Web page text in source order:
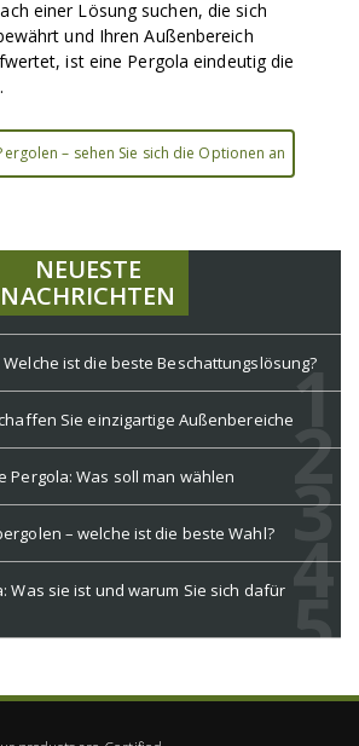
einer Lösung suchen, die sich
und Ihren Außenbereich
ist eine Pergola eindeutig die
– sehen Sie sich die Optionen an
NEUESTE
NACHRICHTEN
ist die beste Beschattungslösung?
Sie einzigartige Außenbereiche
Pergola: Was soll man wählen
– welche ist die beste Wahl?
Was sie ist und warum Sie sich dafür